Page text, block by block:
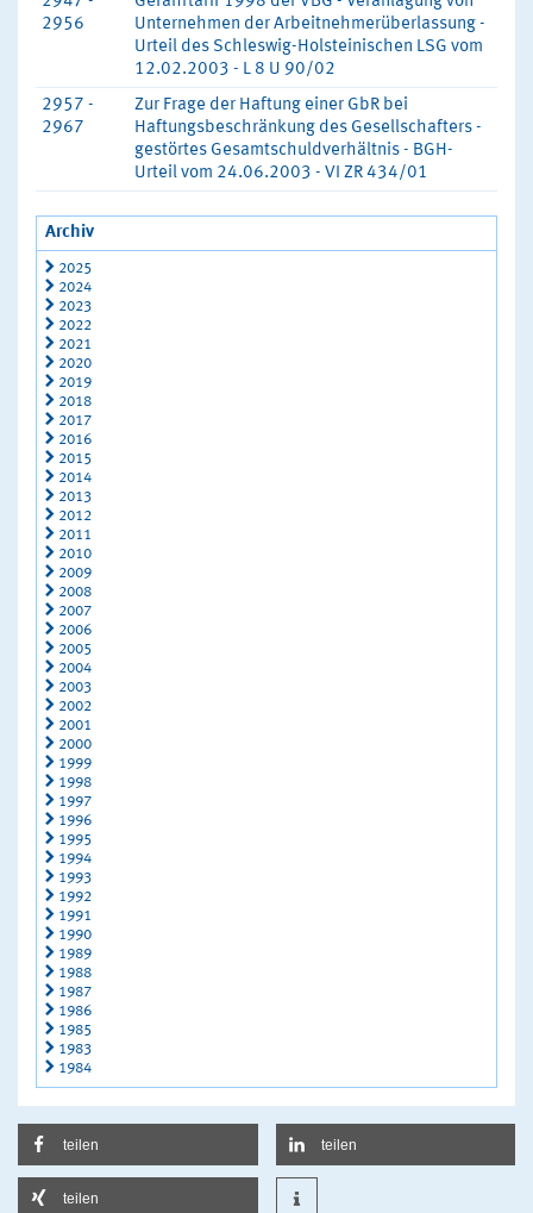
2956
Unternehmen der Arbeitnehmerüberlassung -
Urteil des Schleswig-Holsteinischen LSG vom
12.02.2003 - L 8 U 90/02
2957 -
2967
Zur Frage der Haftung einer GbR bei
Haftungsbeschränkung des Gesellschafters -
gestörtes Gesamtschuldverhältnis - BGH-
Urteil vom 24.06.2003 - VI ZR 434/01
Archiv
2025
2024
2023
2022
2021
2020
2019
2018
2017
2016
2015
2014
2013
2012
2011
2010
2009
2008
2007
2006
2005
2004
2003
2002
2001
2000
1999
1998
1997
1996
1995
1994
1993
1992
1991
1990
1989
1988
1987
1986
1985
1983
1984
teilen teilen
teilen